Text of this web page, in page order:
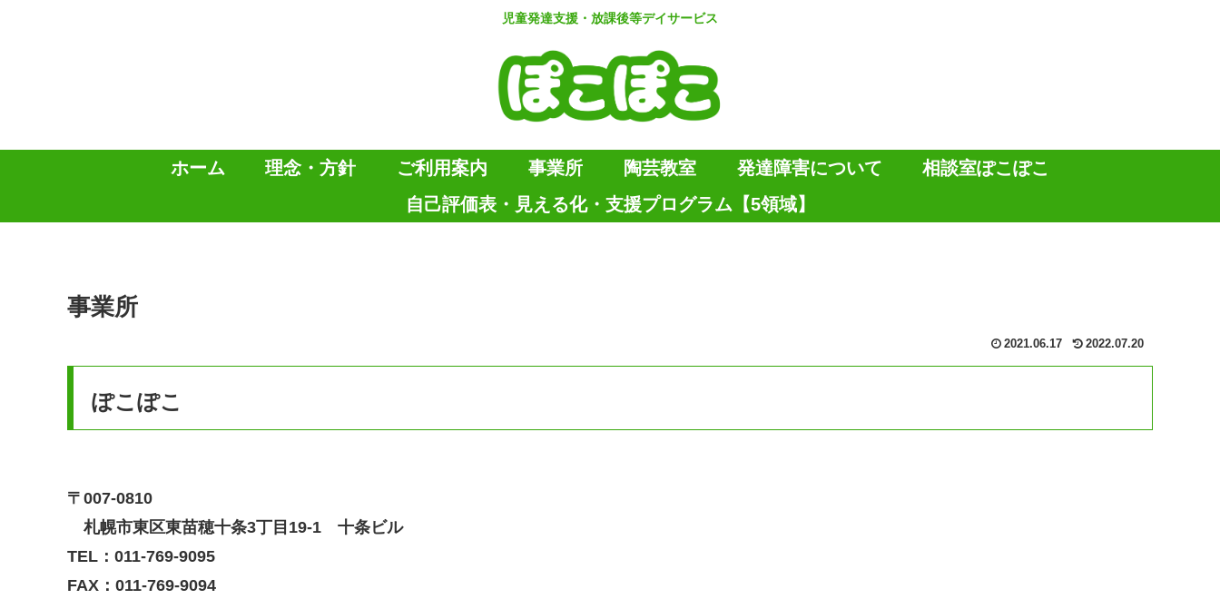
児童発達支援・放課後等デイサービス
ホーム 理念・方針 ご利用案内 事業所 陶芸教室 発達障害について
相談室ぽこぽこ
自己評価表・見える化・支援プログラム【5領域】
事業所
2021.06.17 2022.07.20
ぽこぽこ
〒007-0810
札幌市東区東苗穂十条3丁目19-1 十条ビル
TEL：011-769-9095
FAX：011-769-9094